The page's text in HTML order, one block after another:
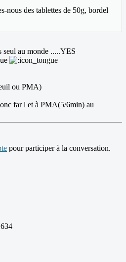
nous des tablettes de 50g, bordel
seul au monde .....YES
ou PMA)
far l et à PMA(5/6min) au
pour participer à la conversation.